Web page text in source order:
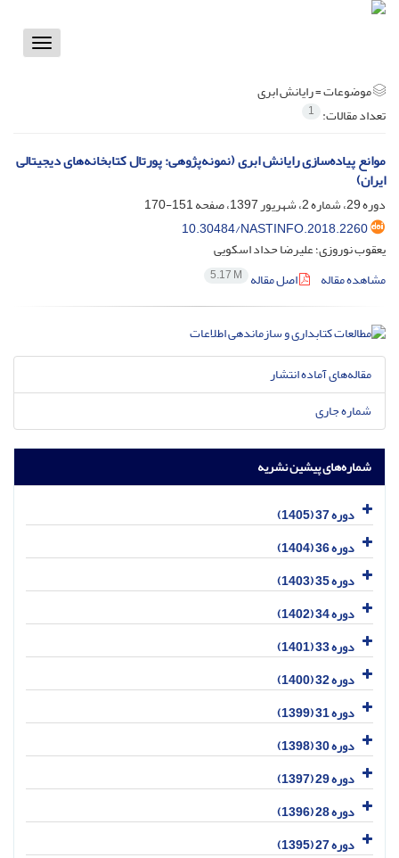
Toggle
موضوعات =رایانش ابری
تعداد مقالات: 1
موانع پیاده‌سازی رایانش ابری (نمونه‌پژوهی: پورتال‌ کتابخانه‌های دیجیتالی
ایران)
دوره 29، شماره 2، شهریور 1397، صفحه
151-170
10.30484/NASTINFO.2018.2260
یعقوب نوروزی؛ علیرضا حداد اسکویی
مشاهده مقاله
اصل مقاله 5.17 M
مقاله‌های آماده انتشار
شماره جاری
شماره‌های پیشین نشریه
دوره 37 (1405)
دوره 36 (1404)
دوره 35 (1403)
دوره 34 (1402)
دوره 33 (1401)
دوره 32 (1400)
دوره 31 (1399)
دوره 30 (1398)
دوره 29 (1397)
دوره 28 (1396)
دوره 27 (1395)